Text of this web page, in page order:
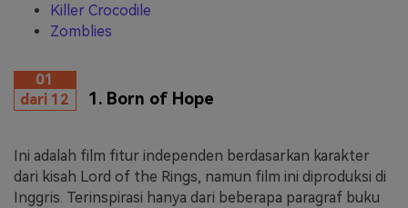
Killer Crocodile
Zomblies
01
dari 12
1. Born of Hope
Ini adalah film fitur independen berdasarkan karakter
dari kisah Lord of the Rings, namun film ini diproduksi di
Inggris. Terinspirasi hanya dari beberapa paragraf buku